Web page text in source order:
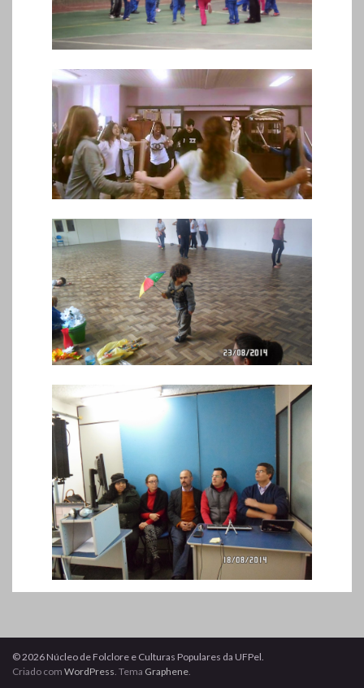
© 2026 Núcleo de Folclore e Culturas Populares da UFPel.
Criado com WordPress . Tema Graphene